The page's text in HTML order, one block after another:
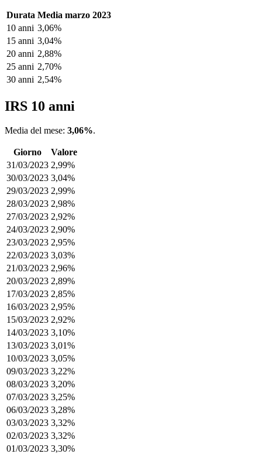
Durata Media marzo 2023
10 anni 3,06%
15 anni 3,04%
20 anni 2,88%
25 anni 2,70%
30 anni 2,54%
IRS 10 anni
Media del mese: 3,06%.
Giorno
Valore
31/03/2023 2,99%
30/03/2023 3,04%
29/03/2023 2,99%
28/03/2023 2,98%
27/03/2023 2,92%
24/03/2023 2,90%
23/03/2023 2,95%
22/03/2023 3,03%
21/03/2023 2,96%
20/03/2023 2,89%
17/03/2023 2,85%
16/03/2023 2,95%
15/03/2023 2,92%
14/03/2023 3,10%
13/03/2023 3,01%
10/03/2023 3,05%
09/03/2023 3,22%
08/03/2023 3,20%
07/03/2023 3,25%
06/03/2023 3,28%
03/03/2023 3,32%
02/03/2023 3,32%
01/03/2023 3,30%